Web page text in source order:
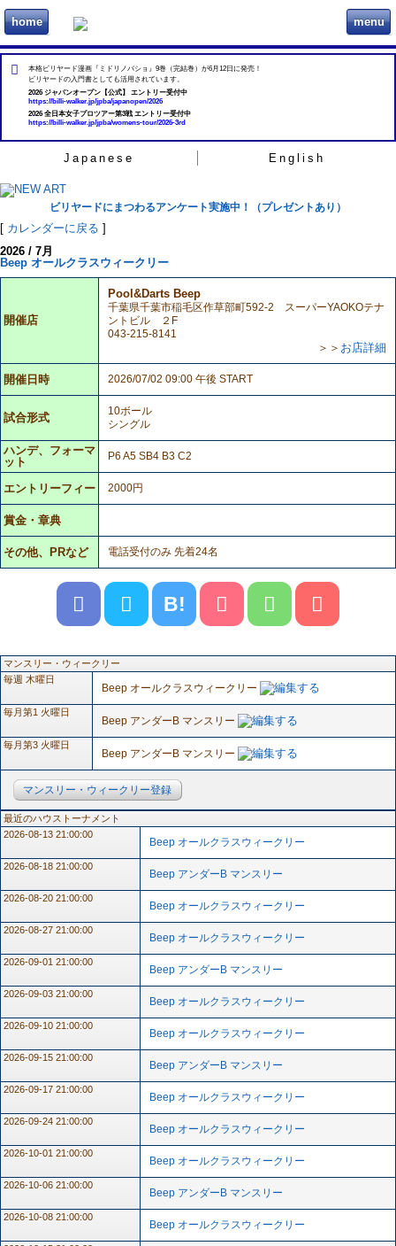
home ビリヲカ menu
本格ビリヤード漫画『ミドリノバショ』9巻（完結巻）が6月12日に発売！
ビリヤードの入門書としても活用されています。
2026 ジャパンオープン【公式】 エントリー受付中
https://billi-walker.jp/jpba/japanopen/2026
2026 全日本女子プロツアー第3戦 エントリー受付中
https://billi-walker.jp/jpba/womens-tour/2026-3rd
Japanese English
ビリヤードにまつわるアンケート実施中！（プレゼントあり）
[ カレンダーに戻る ]
2026 / 7月
Beep オールクラスウィークリー
開催店
Pool&Darts Beep
千葉県千葉市稲毛区作草部町592-2 スーパーYAOKOテナ
ントビル ２F
043-215-8141
＞＞ お店詳細
開催日時 2026/07/02 09:00 午後 START
試合形式
10ボール
シングル
ハンデ、フォーマ
ット
P6 A5 SB4 B3 C2
エントリーフィー 2000円
賞金・章典
その他、PRなど 電話受付のみ 先着24名
B!
マンスリー・ウィークリー
毎週 木曜日
Beep オールクラスウィークリー
毎月第1 火曜日
Beep アンダーB マンスリー
毎月第3 火曜日
Beep アンダーB マンスリー
マンスリー・ウィークリー登録
最近のハウストーナメント
2026-08-13 21:00:00
Beep オールクラスウィークリー
2026-08-18 21:00:00
Beep アンダーB マンスリー
2026-08-20 21:00:00
Beep オールクラスウィークリー
2026-08-27 21:00:00
Beep オールクラスウィークリー
2026-09-01 21:00:00
Beep アンダーB マンスリー
2026-09-03 21:00:00
Beep オールクラスウィークリー
2026-09-10 21:00:00
Beep オールクラスウィークリー
2026-09-15 21:00:00
Beep アンダーB マンスリー
2026-09-17 21:00:00
Beep オールクラスウィークリー
2026-09-24 21:00:00
Beep オールクラスウィークリー
2026-10-01 21:00:00
Beep オールクラスウィークリー
2026-10-06 21:00:00
Beep アンダーB マンスリー
2026-10-08 21:00:00
Beep オールクラスウィークリー